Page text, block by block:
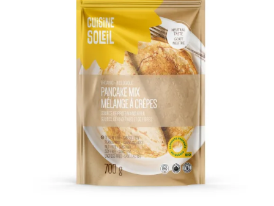
PANIER
AJOUTER AU PANIER